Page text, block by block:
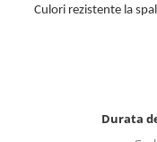
Lenjerii De Pat
Cearceaf cu elastic 4
Lenjerii Catifea
Huse De Pat Cocolino
Huse De Pat Tricotate
Huse De Pat Tricotate
Huse Impermeabile
Culori rezistente la
Durata